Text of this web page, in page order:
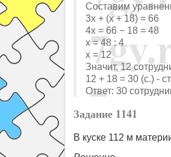
Составим
3х + (х + 18) = 66
4х = 66 − 18 = 48
х = 48 : 4
х = 12
Значит, 12
12 + 18 = 30 (с.) -
Ответ: 30
Задание 1141
В куске 112 м